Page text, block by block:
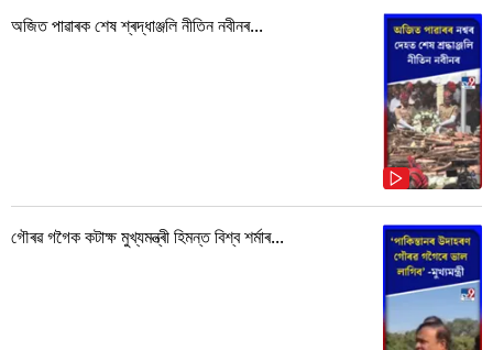
অজিত পাৱাৰক শেষ শ্ৰদ্ধাঞ্জলি নীতিন নবীনৰ...
গৌৰৱ গগৈক কটাক্ষ মুখ্যমন্ত্ৰী হিমন্ত বিশ্ব শৰ্মাৰ...